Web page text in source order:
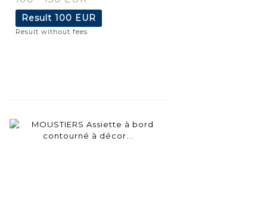
Result 100 EUR
Result without fees